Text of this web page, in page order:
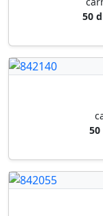
50
50